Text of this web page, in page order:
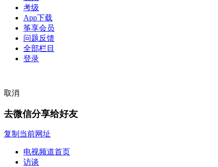
考级
App下载
筝享会员
问题反馈
全部栏目
登录
取消
去微信分享给好友
复制当前网址
电视频道首页
访谈